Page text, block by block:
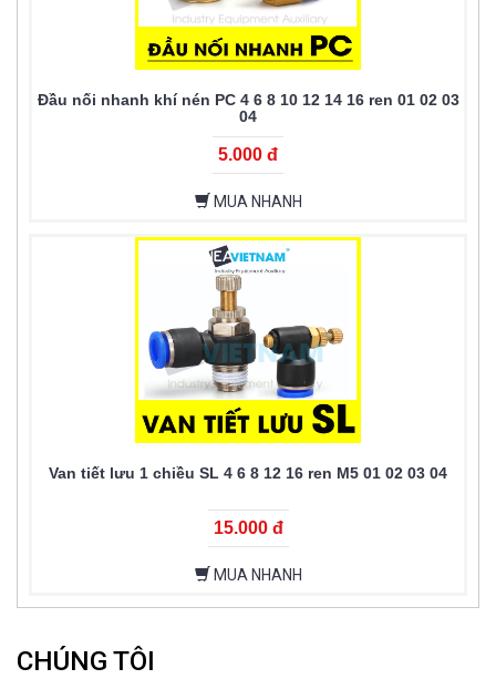
Đầu nối nhanh khí nén PC 4 6 8 10 12 14 16 ren 01 02 03
04
5.000 đ
MUA NHANH
Van tiết lưu 1 chiều SL 4 6 8 12 16 ren M5 01 02 03 04
15.000 đ
MUA NHANH
CHÚNG TÔI